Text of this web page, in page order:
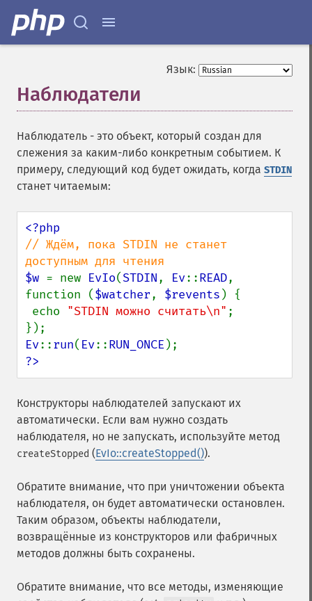
Язык:
Наблюдатели
Наблюдатель - это объект, который создан для
слежения за каким-либо конкретным событием. К
примеру, следующий код будет ожидать, когда STDIN
станет читаемым:
// Ждём, пока STDIN не станет
$w = new EvIo(STDIN, Ev::READ,
function ($watcher, $revents ) {
echo "STDIN можно считать\n" ;
Ev::run( Ev::RUN_ONCE
?>
Конструкторы наблюдателей запускают их
автоматически. Если вам нужно создать
наблюдателя, но не запускать, используйте метод
createStopped (EvIo::createStopped()).
Обратите внимание, что при уничтожении объекта
наблюдателя, он будет автоматически остановлен.
Таким образом, объекты наблюдатели,
возвращённые из конструкторов или фабричных
методов должны быть сохранены.
Обратите внимание, что все методы, изменяющие